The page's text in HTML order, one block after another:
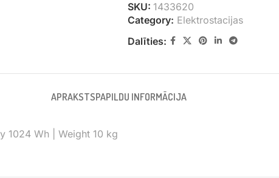
SKU: 1433620
Category: Elektrostacijas
Dalīties:
APRAKSTSPAPILDU INFORMĀCIJA
1024 Wh | Weight 10 kg